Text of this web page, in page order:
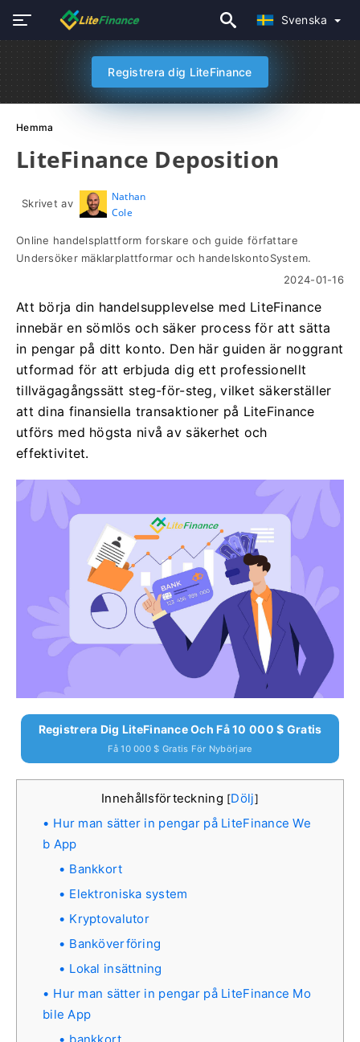
Svenska
Registrera dig LiteFinance
Hemma
LiteFinance Deposition
Skrivet av
Nathan
Cole
Online handelsplattform forskare och guide författare
Undersöker mäklarplattformar och handelskontoSystem.
2024-01-16
Att börja din handelsupplevelse med LiteFinance
innebär en sömlös och säker process för att sätta
in pengar på ditt konto. Den här guiden är noggrant
utformad för att erbjuda dig ett professionellt
tillvägagångssätt steg-för-steg, vilket säkerställer
att dina finansiella transaktioner på LiteFinance
utförs med högsta nivå av säkerhet och
effektivitet.
Registrera Dig LiteFinance Och Få 10 000 $ Gratis
Få 10 000 $ Gratis För Nybörjare
Innehållsförteckning [Dölj]
Hur man sätter in pengar på LiteFinance We
b App
Bankkort
Elektroniska system
Kryptovalutor
Banköverföring
Lokal insättning
Hur man sätter in pengar på LiteFinance Mo
bile App